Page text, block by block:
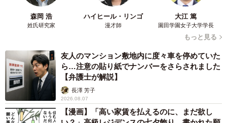
友人のマンション敷地内に度々車を停めていた
ら…注意の貼り紙でナンバーをさらされました
【弁護士が解説】
【漫画】「高い家賃を払えるのに、まだ欲し
い？」高級レジデンスの七夕飾り、書かれた願
い事にびっくり 人の欲には終わりがないのか
松波 穂乃圭
2026.08.06
大河出演の39歳俳優 真夏の海で赤銅色の肉体